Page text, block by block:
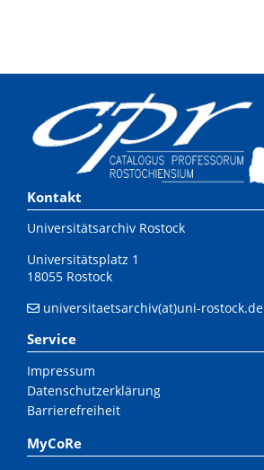
Kontakt
Universitätsarchiv Rostock
Universitätsplatz 1
18055 Rostock
universitaetsarchiv(at)uni-rostock.de
Service
Impressum
Datenschutzerklärung
Barrierefreiheit
MyCoRe